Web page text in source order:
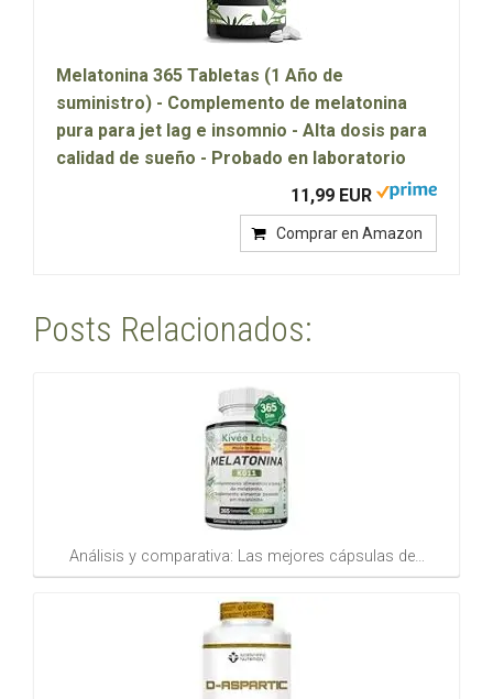
Melatonina 365 Tabletas (1 Año de
suministro) - Complemento de melatonina
pura para jet lag e insomnio - Alta dosis para
calidad de sueño - Probado en laboratorio
11,99 EUR
Comprar en Amazon
Posts Relacionados:
Análisis y comparativa: Las mejores cápsulas de…